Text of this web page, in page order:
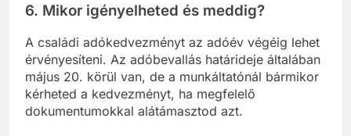
6. Mikor igényelheted és meddig?
A családi adókedvezményt az adóév végéig lehet
érvényesíteni. Az adóbevallás határideje általában
május 20. körül van, de a munkáltatónál bármikor
kérheted a kedvezményt, ha megfelelő
dokumentumokkal alátámasztod azt.